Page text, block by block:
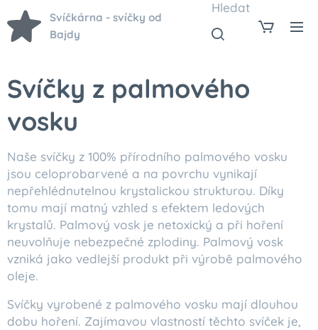
Svíčkárna - svíčky od
Bajdy
Hledat
Svíčky z palmového
vosku
Naše svíčky z 100% přírodního palmového vosku
jsou celoprobarvené a na povrchu vynikají
nepřehlédnutelnou krystalickou strukturou. Díky
tomu mají matný vzhled s efektem ledových
krystalů. Palmový vosk je netoxický a při hoření
neuvolňuje nebezpečné zplodiny. Palmový vosk
vzniká jako vedlejší produkt při výrobě palmového
oleje.
Svíčky vyrobené z palmového vosku mají dlouhou
dobu hoření. Zajímavou vlastností těchto svíček je,